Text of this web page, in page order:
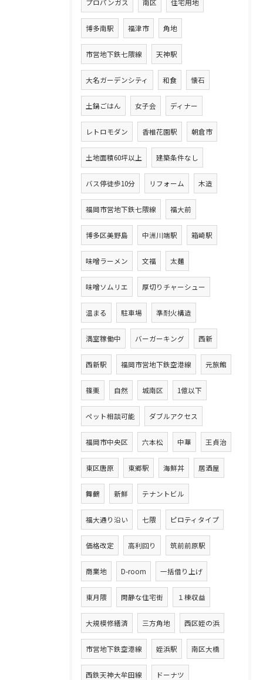
プロパンガス 南区 住宅用地
博多南駅 福津市 角地
市営地下鉄七隈線 天神駅
大名ガーデンシティ 和食 懐石
土鍋ごはん 女子会 ディナー
レトロモダン 香椎花園駅 朝倉市
土地面積60坪以上 建築条件なし
バス停徒歩10分 リフォーム 木造
福岡市営地下鉄七隈線 福大前
博多区美野島 中洲川端駅 箱崎駅
味噌ラーメン 文福 太麺
味噌ソムリエ 厚切りチャーシュー
温まる 駐車場 準耐火構造
満室稼働中 バーガーキング 西新
西新駅 福岡市営地下鉄空港線 元旅館
篠栗 自然 城南区 1億以下
ペット相談可能 ダブルアクセス
福岡市中央区 六本松 中華 王貞治
東区唐原 東郷駅 海鮮丼 居酒屋
舞鶴 新鮮 テナントビル
福大通り沿い 七隈 ピロティタイプ
価格改定 高利回り 筑前前原駅
商業地 D-room 一括借り上げ
東月隈 閑静な住宅街 １棟収益
大規模修繕済 三方角地 西区姪の浜
市営地下鉄空港線 姪浜駅 南区大橋
西鉄天神大牟田線 ドーナツ